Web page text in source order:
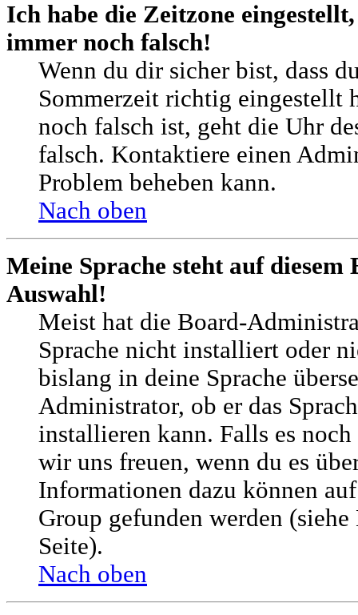
Ich habe die Zeitzone
immer noch falsch!
Wenn du dir sicher bist, dass
Sommerzeit richtig eingestellt
noch falsch ist, geht die Uhr
falsch. Kontaktiere einen
Problem beheben kann.
Nach oben
Meine Sprache steht auf
Auswahl!
Meist hat die Board-
Sprache nicht installiert oder
bislang in deine Sprache
Administrator, ob er das
installieren kann. Falls es
wir uns freuen, wenn du es
Informationen dazu können
Group gefunden werden
Seite).
Nach oben